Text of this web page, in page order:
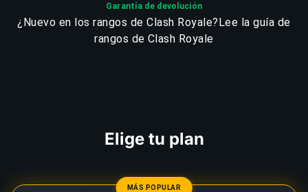
Garantía de devolución
¿Nuevo en los rangos de Clash Royale?Lee la guía de
rangos de Clash Royale
Elige tu plan
MÁS POPULAR